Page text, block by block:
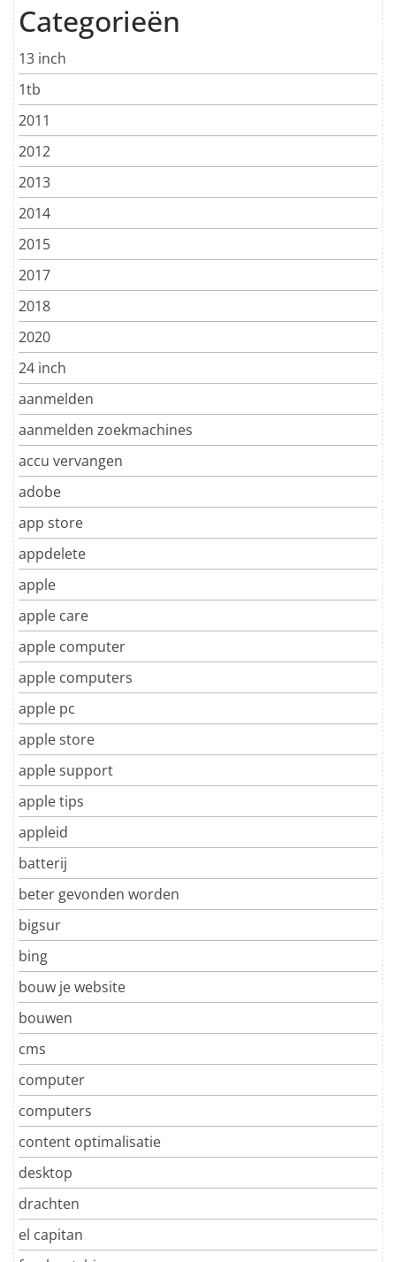
Categorieën
13 inch
1tb
2011
2012
2013
2014
2015
2017
2018
2020
24 inch
aanmelden
aanmelden zoekmachines
accu vervangen
adobe
app store
appdelete
apple
apple care
apple computer
apple computers
apple pc
apple store
apple support
apple tips
appleid
batterij
beter gevonden worden
bigsur
bing
bouw je website
bouwen
cms
computer
computers
content optimalisatie
desktop
drachten
el capitan